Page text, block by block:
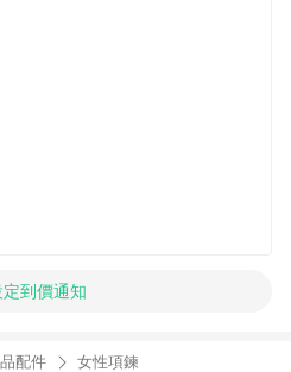
定到價通知
配件 女性項鍊